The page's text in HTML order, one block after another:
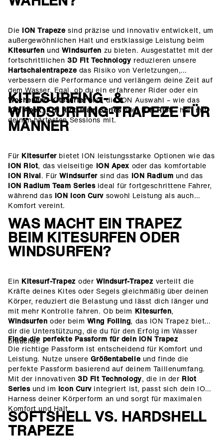
Die ION Trapezesind präzise und innovativ entwickelt, um
außergewöhnlichen Halt und erstklassige Leistung beim
Kitesurfen undWindsurfen zu bieten. Ausgestattet mit der
fortschrittlichen3D Fit Technology reduzieren unsere
Hartschalentrapezedas Risiko von Verletzungen,
verbessern die Performance und verlängern deine Zeit auf
dem Wasser. Egal, ob du ein erfahrener Rider oder ein
Wochenend-Kitesurferbist, die ION Auswahl – wie das
ION Apex,ION Riot Team SeriesoderION Riot– hält mit
deinen härtesten Sessions mit.
KITESURFING- &
WINDSURFING-TRAPEZE FÜR
MÄNNER
Für Kitesurferbietet ION leistungsstarke Optionen wie das
ION Riot, das vielseitige ION Apex oder das komfortable
ION Rival. FürWindsurfersind das ION Radium und das
ION Radium Team Seriesideal für fortgeschrittene Fahrer,
während das ION Icon Curvsowohl Leistung als auch
Komfort vereint.
WAS MACHT EIN TRAPEZ
BEIM KITESURFEN ODER
WINDSURFEN?
Ein Kitesurf-Trapez oder Windsurf-Trapez verteilt die
Kräfte deines Kites oder Segels gleichmäßig über deinen
Körper, reduziert die Belastung und lässt dich länger und
mit mehr Kontrolle fahren. Ob beim Kitesurfen,
Windsurfen oder beim Wing Foiling, das ION Trapez bietet
dir die Unterstützung, die du für den Erfolg im Wasser
brauchst.
Finde die perfekte Passform für dein ION Trapez
Die richtige Passform ist entscheidend für Komfort und
Leistung. Nutze unsere Größentabelleund finde die
perfekte Passform basierend auf deinem Taillenumfang.
Mit der innovativen3D Fit Technology, die in der Riot
Seriesund im Icon Curvintegriert ist, passt sich dein ION
Harness deiner Körperform an und sorgt für maximalen
Komfort und Halt.
SOFTSHELL VS. HARDSHELL
TRAPEZE